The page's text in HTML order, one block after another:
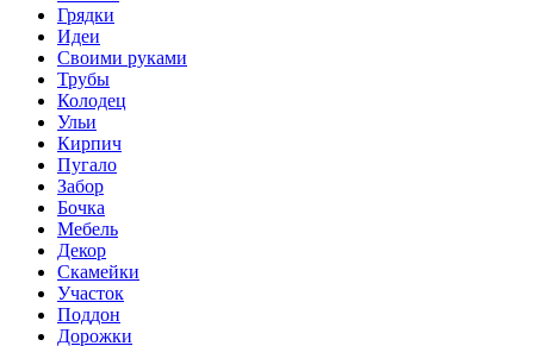
Грядки
Идеи
Своими руками
Трубы
Колодец
Ульи
Кирпич
Пугало
Забор
Бочка
Мебель
Декор
Скамейки
Участок
Поддон
Дорожки